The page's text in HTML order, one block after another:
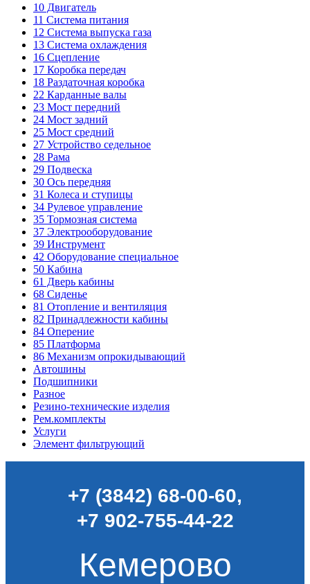
10 Двигатель
11 Система питания
12 Система выпуска газа
13 Система охлаждения
16 Сцепление
17 Коробка передач
18 Раздаточная коробка
22 Карданные валы
23 Мост передний
24 Мост задний
25 Мост средний
27 Устройство седельное
28 Рама
29 Подвеска
30 Ось передняя
31 Колеса и ступицы
34 Рулевое управление
35 Тормозная система
37 Электрооборудование
39 Инструмент
42 Оборудование специальное
50 Кабина
61 Дверь кабины
68 Сиденье
81 Отопление и вентиляция
82 Принадлежности кабины
84 Оперение
85 Платформа
86 Механизм опрокидывающий
Автошины
Подшипники
Разное
Резино-технические изделия
Рем.комплекты
Услуги
Элемент фильтрующий
+7 (3842) 68-00-60,
+7 902-755-44-22
Кемерово